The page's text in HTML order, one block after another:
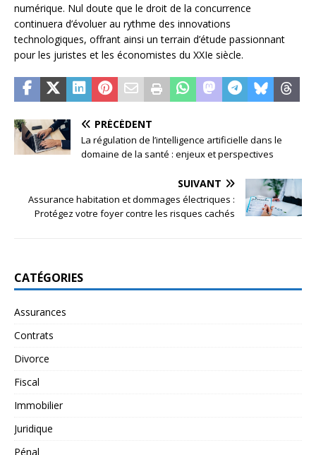
numérique. Nul doute que le droit de la concurrence
continuera d’évoluer au rythme des innovations
technologiques, offrant ainsi un terrain d’étude passionnant
pour les juristes et les économistes du XXIe siècle.
PRÉCÉDENT
La régulation de l’intelligence artificielle dans le
domaine de la santé : enjeux et perspectives
SUIVANT
Assurance habitation et dommages électriques :
Protégez votre foyer contre les risques cachés
CATÉGORIES
Assurances
Contrats
Divorce
Fiscal
Immobilier
Juridique
Pénal